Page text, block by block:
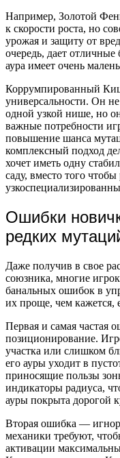
Например, Золотой
к скорости роста, но
урожая и защиту от
очередь, дает
аура имеет очень
Коррумпированный
универсальности. Он
одной узкой нише, но
важные потребности
повышение шанса
комплексный подход
хочет иметь одну
саду, вместо того
Ошибки
редких
Даже получив в свое
союзника, многие
банальных ошибок в
их проще, чем кажется,
Первая и самая частая
позиционирование.
участка или слишком
его ауры уходит в
приносящие пользы
индикаторы радиуса,
ауры покрыта дорогой
Вторая ошибка —
механики требуют,
активации